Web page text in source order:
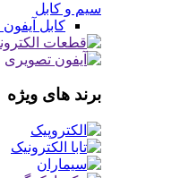
سیم و کابل
کابل آیفون
برند های ویژه